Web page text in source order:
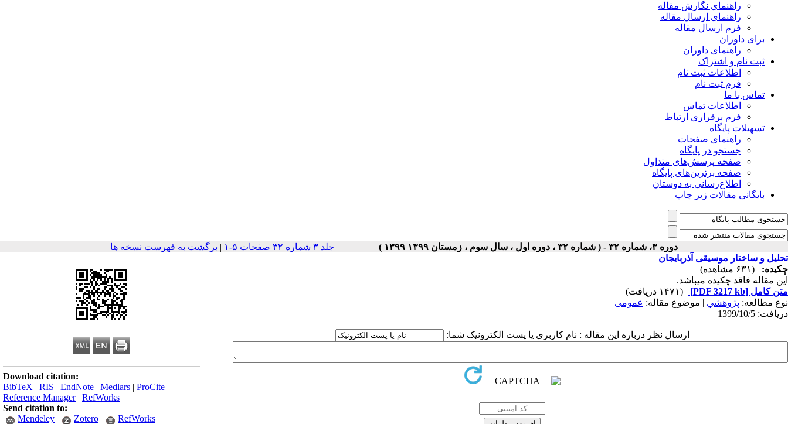
راهنمای نگارش مقاله
راهنمای ارسال مقاله
فرم ارسال مقاله
برای داوران
راهنمای داوران
ثبت نام و اشتراک
اطلاعات ثبت نام
فرم ثبت نام
تماس با ما
اطلاعات تماس
فرم برقراری ارتباط
تسهیلات پایگاه
راهنمای صفحات
جستجو در پایگاه
صفحه پرسش‌های متداول
صفحه برترین‌های پایگاه
اطلاع‌رسانی به دوستان
بایگانی مقالات زیر چاپ
دوره ۳، شماره ۳۲ - ( شماره ۳۲ ، دوره اول ، سال سوم ، زمستان ۱۳۹۹ ۱۳۹۹ ) جلد ۳ شماره ۳۲ صفحات ۵-۱ | برگشت به فهرست نسخه ها
Download citation:
BibTeX | RIS | EndNote | Medlars | ProCite |
Reference Manager| RefWorks
Send citation to:
Mendeley
Zotero RefWorks
تحلیل و ساختار موسیقی آذربایجان
چکیده:
(۶۳۱ مشاهده)
این مقاله فاقد چکیده می​باشد.
متن کامل [PDF 3217 kb]
(۱۴۷۱ دریافت)
نوع مطالعه: پژوهشي | موضوع مقاله: عمومى
دریافت: 1399/10/5
ارسال نظر درباره این مقاله : نام کاربری یا پست الکترونیک شما: